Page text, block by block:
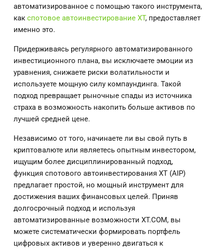
автоматизированное с помощью такого инструмента,
как спотовое автоинвестирование XT, предоставляет
именно это.
Придерживаясь регулярного автоматизированного
инвестиционного плана, вы исключаете эмоции из
уравнения, снижаете риски волатильности и
используете мощную силу компаундинга. Такой
подход превращает рыночные спады из источника
страха в возможность накопить больше активов по
лучшей средней цене.
Независимо от того, начинаете ли вы свой путь в
криптовалюте или являетесь опытным инвестором,
ищущим более дисциплинированный подход,
функция спотового автоинвестирования XT (AIP)
предлагает простой, но мощный инструмент для
достижения ваших финансовых целей. Приняв
долгосрочный подход и используя
автоматизированные возможности XT.COM, вы
можете систематически формировать портфель
цифровых активов и уверенно двигаться к